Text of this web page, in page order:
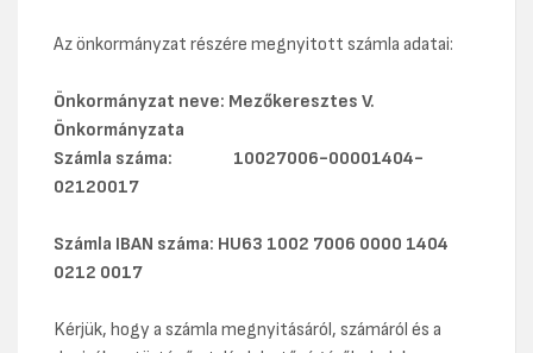
Az önkormányzat részére megnyitott számla adatai:
Önkormányzat neve: Mezőkeresztes V.
Önkormányzata
Számla száma: 10027006-00001404-
02120017
Számla IBAN száma: HU63 1002 7006 0000 1404
0212 0017
Kérjük, hogy a számla megnyitásáról, számáról és a